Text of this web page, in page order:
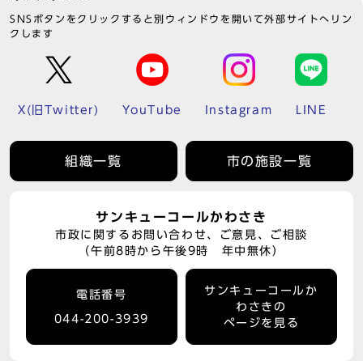
SNSボタンをクリックすると別ウィンドウを開いて外部サイトへリン
クします
X(旧Twitter) YouTube Instagram LINE
組織一覧 市の施設一覧
サンキューコールかわさき
市政に関するお問い合わせ、ご意見、ご相談
（午前8時から午後9時 年中無休）
電話番号
044-200-3939
サンキューコールか
わさきの
ページを見る